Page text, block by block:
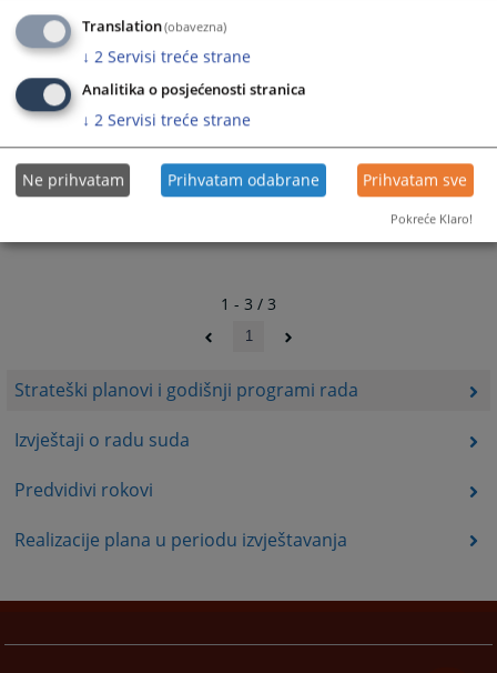
Strateški planovi i godišnji programi rada
Izvještaji o radu suda
Predvidivi rokovi
Realizacije plana u periodu izvještavanja
the
keyboard
shortcuts
for
changing
keyboard
shortcuts
for
changing
1 - 3 / 3
1
Translation(obavezna)
↓ 2 Servisi treće strane
Analitika o posjećenosti stranica
↓ 2 Servisi treće strane
Ne prihvatam Prihvatam odabrane Prihvatam sve
Pokreće Klaro!